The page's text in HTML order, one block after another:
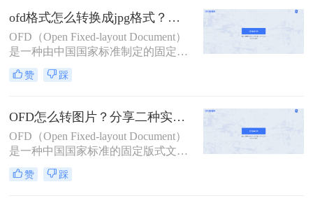
常预览，因此有时我们需要将其转换
为图片格式，以便在手机等移动设备
中查看或分享给其他人。那么ofd文件
怎么转图片呢？本文将介绍两种将
OFD文件转换为图片的方法。
ofd格式怎么转换成jpg格式？教你三种转换方法！
OFD（Open Fixed-layout Document）
是一种由中国国家标准制定的固定版
式文档格式，主要用于电子发票、公
文等领域。为了便于查看或分享，有
片格式，如JPG。那么ofd格式怎么转
换成jpg格式呢？本文将介绍三种常用
的OFD转JPG的方法。
赞 踩
OFD怎么转图片？分享二种实用转换方法！
OFD（Open Fixed-layout Document）
是一种中国国家标准的固定版式文档
格式，广泛应用于电子发票、公文等
领域。为了便于查看或分享，有时需
赞 踩